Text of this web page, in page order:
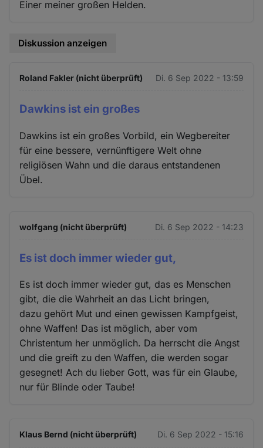
Einer meiner großen Helden.
Diskussion anzeigen
Roland Fakler (nicht überprüft) Di. 6 Sep 2022 - 13:59
Dawkins ist ein großes
Dawkins ist ein großes Vorbild, ein Wegbereiter
für eine bessere, vernünftigere Welt ohne
religiösen Wahn und die daraus entstandenen
Übel.
wolfgang (nicht überprüft) Di. 6 Sep 2022 - 14:23
Es ist doch immer wieder gut,
Es ist doch immer wieder gut, das es Menschen
gibt, die die Wahrheit an das Licht bringen,
dazu gehört Mut und einen gewissen Kampfgeist,
ohne Waffen! Das ist möglich, aber vom
Christentum her unmöglich. Da herrscht die Angst
und die greift zu den Waffen, die werden sogar
gesegnet! Ach du lieber Gott, was für ein Glaube,
nur für Blinde oder Taube!
Klaus Bernd (nicht überprüft) Di. 6 Sep 2022 - 15:16